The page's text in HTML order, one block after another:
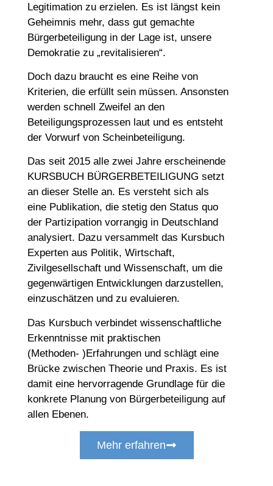
Legitimation zu erzielen. Es ist längst kein
Geheimnis mehr, dass gut gemachte
Bürgerbeteiligung in der Lage ist, unsere
Demokratie zu „revitalisieren“.
Doch dazu braucht es eine Reihe von
Kriterien, die erfüllt sein müssen. Ansonsten
werden schnell Zweifel an den
Beteiligungsprozessen laut und es entsteht
der Vorwurf von Scheinbeteiligung.
Das seit 2015 alle zwei Jahre erscheinende
KURSBUCH BÜRGERBETEILIGUNG setzt
an dieser Stelle an. Es versteht sich als
eine Publikation, die stetig den Status quo
der Partizipation vorrangig in Deutschland
analysiert. Dazu versammelt das Kursbuch
Experten aus Politik, Wirtschaft,
Zivilgesellschaft und Wissenschaft, um die
gegenwärtigen Entwicklungen darzustellen,
einzuschätzen und zu evaluieren.
Das Kursbuch verbindet wissenschaftliche
Erkenntnisse mit praktischen
(Methoden- )Erfahrungen und schlägt eine
Brücke zwischen Theorie und Praxis. Es ist
damit eine hervorragende Grundlage für die
konkrete Planung von Bürgerbeteiligung auf
allen Ebenen.
Mehr erfahren